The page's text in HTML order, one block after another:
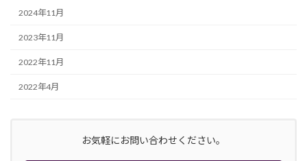
2024年11月
2023年11月
2022年11月
2022年4月
お気軽にお問い合わせください。